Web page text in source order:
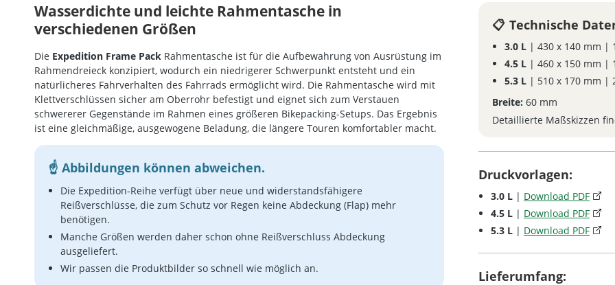
Wasserdichte und leichte Rahmentasche in
verschiedenen Größen
Die Expedition Frame Pack Rahmentasche ist für die Aufbewahrung von Ausrüstung im
Rahmendreieck konzipiert, wodurch ein niedrigerer Schwerpunkt entsteht und ein
natürlicheres Fahrverhalten des Fahrrads ermöglicht wird. Die Rahmentasche wird mit
Klettverschlüssen sicher am Oberrohr befestigt und eignet sich zum Verstauen
schwererer Gegenstände im Rahmen eines größeren Bikepacking-Setups. Das Ergebnis
ist eine gleichmäßige, ausgewogene Beladung, die längere Touren komfortabler macht.
Abbildungen können abweichen.
Die Expedition-Reihe verfügt über neue und widerstandsfähigere
Reißverschlüsse, die zum Schutz vor Regen keine Abdeckung (Flap) mehr
benötigen.
Manche Größen werden daher schon ohne Reißverschluss Abdeckung
ausgeliefert.
Wir passen die Produktbilder so schnell wie möglich an.
Technische
3.0 L | 430 x 140 mm |
4.5 L | 460 x 150 mm |
5.3 L | 510 x 170 mm |
Breite: 60 mm
Detaillierte Maßskizzen
Druckvorlagen:
3.0 L | Download PDF
4.5 L | Download PDF
5.3 L | Download PDF
Lieferumfang: